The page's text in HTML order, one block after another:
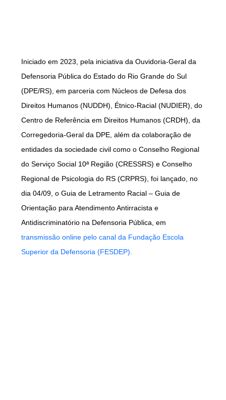
Iniciado em 2023, pela iniciativa da Ouvidoria-Geral da
Defensoria Pública do Estado do Rio Grande do Sul
(DPE/RS), em parceria com Núcleos de Defesa dos
Direitos Humanos (NUDDH), Étnico-Racial (NUDIER), do
Centro de Referência em Direitos Humanos (CRDH), da
Corregedoria-Geral da DPE, além da colaboração de
entidades da sociedade civil como o Conselho Regional
do Serviço Social 10ª Região (CRESSRS) e Conselho
Regional de Psicologia do RS (CRPRS), foi lançado, no
dia 04/09, o Guia de Letramento Racial – Guia de
Orientação para Atendimento Antirracista e
Antidiscriminatório na Defensoria Pública, em
transmissão online pelo canal da Fundação Escola
Superior da Defensoria (FESDEP).